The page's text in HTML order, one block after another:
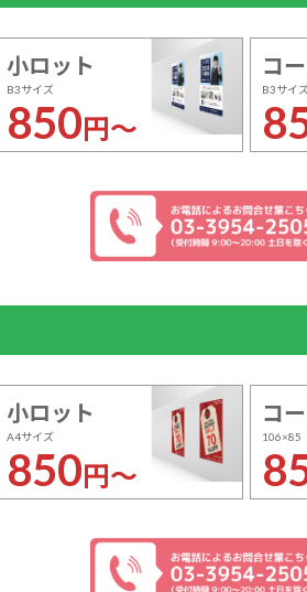
小ロット
B3サイズ
850円～
コ
B3サイ
小ロット
A4サイズ
850円～
コ
106×85